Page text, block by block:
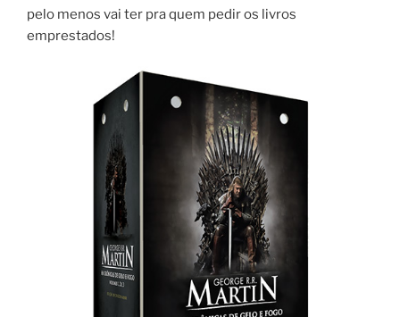
pelo menos vai ter pra quem pedir os livros
emprestados!